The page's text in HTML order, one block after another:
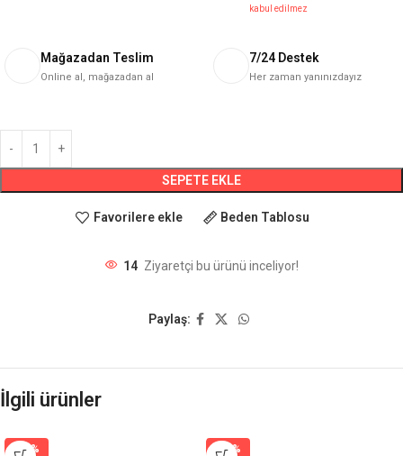
kabul edilmez
Mağazadan Teslim
Online al, mağazadan al
7/24 Destek
Her zaman yanınızdayız
SEPETE EKLE
Favorilere ekle Beden Tablosu
14 Ziyaretçi bu ürünü inceliyor!
Paylaş:
İlgili ürünler
-23% -23%